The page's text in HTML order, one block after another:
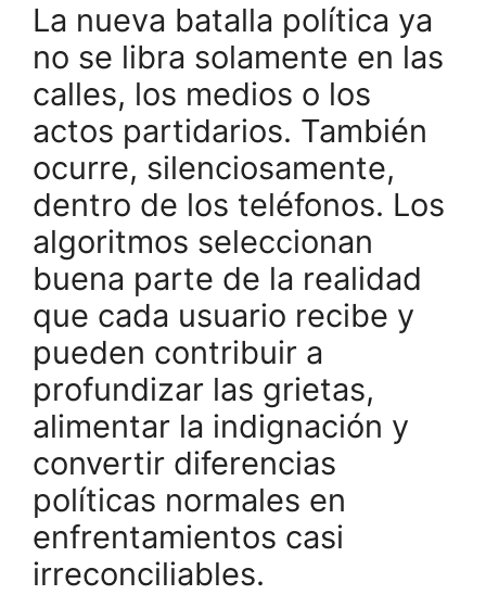
La nueva batalla política ya
no se libra solamente en las
calles, los medios o los
actos partidarios. También
ocurre, silenciosamente,
dentro de los teléfonos. Los
algoritmos seleccionan
buena parte de la realidad
que cada usuario recibe y
pueden contribuir a
profundizar las grietas,
alimentar la indignación y
convertir diferencias
políticas normales en
enfrentamientos casi
irreconciliables.